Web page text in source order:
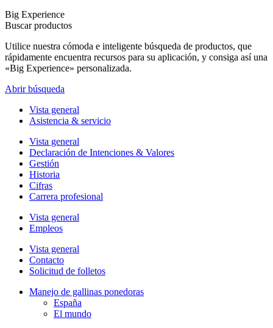
Big Experience
Buscar productos
Utilice nuestra cómoda e inteligente búsqueda de productos, que
rápidamente encuentra recursos para su aplicación, y consiga así una
«Big Experience» personalizada.
Abrir búsqueda
Vista general
Asistencia & servicio
Vista general
Declaración de Intenciones & Valores
Gestión
Historia
Cifras
Carrera profesional
Vista general
Empleos
Vista general
Contacto
Solicitud de folletos
Manejo de gallinas ponedoras
España
El mundo